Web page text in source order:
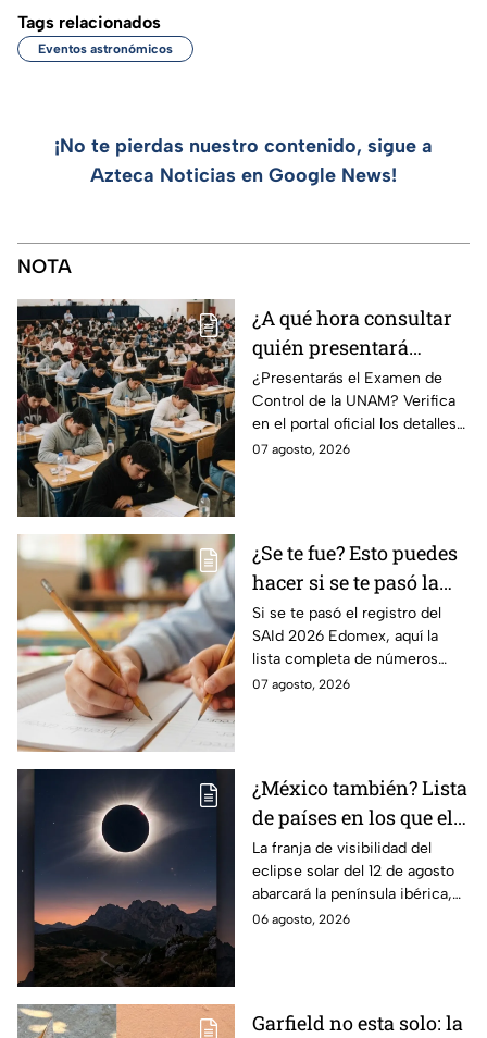
Tags relacionados
Eventos astronómicos
¡No te pierdas nuestro contenido, sigue a
Azteca Noticias en Google News!
NOTA
¿A qué hora consultar
quién presentará
examen de control?
¿Presentarás el Examen de
Control de la UNAM? Verifica
en el portal oficial los detalles
de tu cita y los puntajes
07 agosto, 2026
¿Se te fue? Esto puedes
hacer si se te pasó la
fecha de preinscripción
SAID Edomex 2026
Si se te pasó el registro del
SAId 2026 Edomex, aquí la
lista completa de números
telefónicos y correos de
07 agosto, 2026
¿México también? Lista
de países en los que el
12 de agosto se verá el
eclipse solar total y en
los que será parcial
La franja de visibilidad del
eclipse solar del 12 de agosto
abarcará la península ibérica,
por lo que solo podrá
06 agosto, 2026
Garfield no esta solo: la